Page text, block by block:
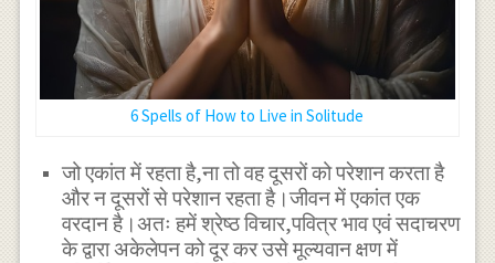
6 Spells of How to Live in Solitude
जो एकांत में रहता है,ना तो वह दूसरों को परेशान करता है
और न दूसरों से परेशान रहता है।जीवन में एकांत एक
वरदान है।अतः हमें श्रेष्ठ विचार,पवित्र भाव एवं सदाचरण
के द्वारा अकेलेपन को दूर कर उसे मूल्यवान क्षण में